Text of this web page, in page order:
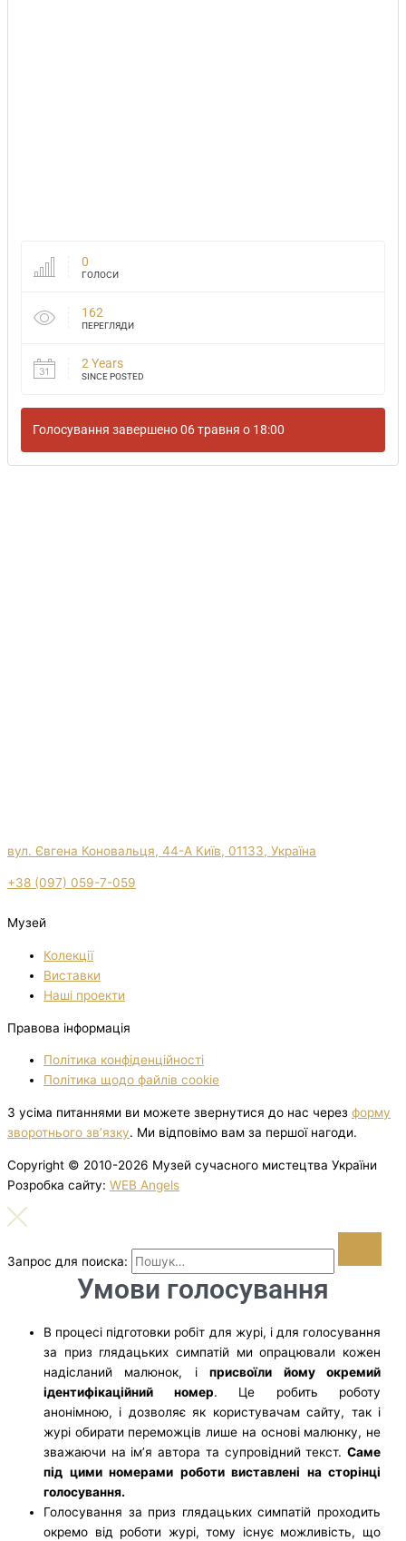
0
ГОЛОСИ
162
ПЕРЕГЛЯДИ
2 Years
SINCE POSTED
Голосування завершено 06 травня о 18:00
вул. Євгена Коновальця, 44-А Київ, 01133, Україна
+38 (097) 059-7-059
Музей
Колекції
Виставки
Нашi проекти
Правова інформація
Політика конфіденційності
Політика щодо файлів cookie
З усіма питаннями ви можете звернутися до нас через форму
зворотнього зв’язку. Ми відповімо вам за першої нагоди.
Copyright © 2010-2026 Музей сучасного мистецтва України
Розробка сайту: WEB Angels
Запрос для поиска:
Умови голосування
В процесі підготовки робіт для журі, і для голосування
за приз глядацьких симпатій ми опрацювали кожен
надісланий малюнок, іприсвоїли йому окремий
ідентифікаційний номер. Це робить роботу
анонімною, і дозволяє як користувачам сайту, так і
журі обирати переможців лише на основі малюнку, не
зважаючи на ім’я автора та супровідний текст. Саме
під цими номерами роботи виставлені на сторінці
голосування.
Голосування за приз глядацьких симпатій проходить
окремо від роботи журі, тому існує можливість, що